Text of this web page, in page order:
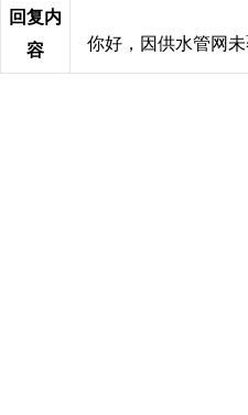
回复内
容
你好，因供水管网